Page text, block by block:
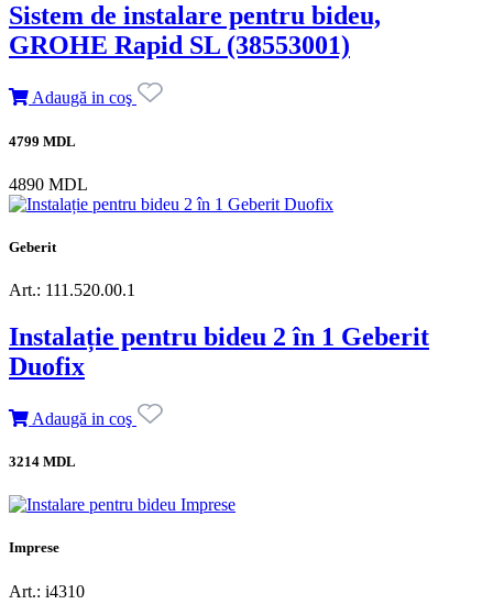
Sistem de instalare pentru bideu,
GROHE Rapid SL (38553001)
Adaugă in coş
4799 MDL
4890 MDL
Geberit
Art.: 111.520.00.1
Instalație pentru bideu 2 în 1 Geberit
Duofix
Adaugă in coş
3214 MDL
Imprese
Art.: i4310